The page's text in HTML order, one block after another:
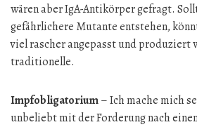
wären aber IgA-Antikörper gefragt.
gefährlichere Mutante entstehen,
viel rascher angepasst und produziert
traditionelle.
Impfobligatorium– Ich mache mich
unbeliebt mit der Forderung nach